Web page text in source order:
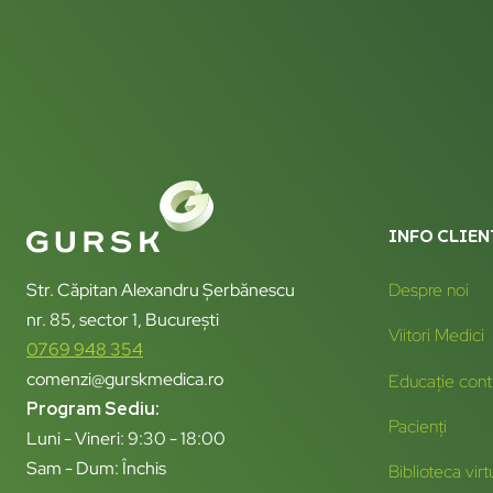
Str. Căpitan Alexandru Șerbănescu
nr. 85, sector 1, București
0769 948 354
comenzi@gurskmedica.ro
Program Sediu:
Luni - Vineri: 9:30 - 18:00
Sam - Dum: Închis
INFO
Despre noi
Viitori Medici
Educație
Pacienți
Biblioteca